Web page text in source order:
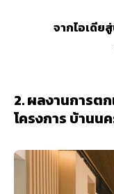
จากไอเดีย
2. ผลงานการต
โครงการ บ้านน